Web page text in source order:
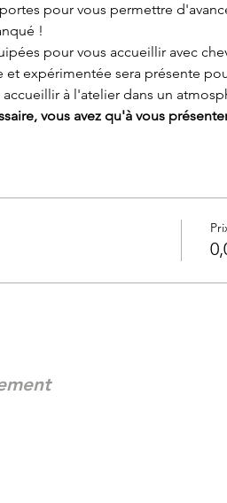
pour vous permettre
!
pour vous accueillir avec
expérimentée sera présente
à l'atelier dans un
vous avez qu'à vous